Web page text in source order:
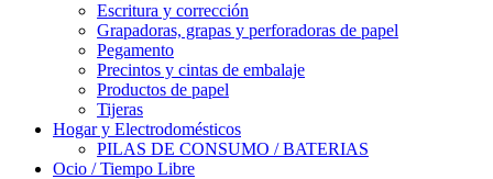
Escritura y corrección
Grapadoras, grapas y perforadoras de papel
Pegamento
Precintos y cintas de embalaje
Productos de papel
Tijeras
Hogar y Electrodomésticos
PILAS DE CONSUMO / BATERIAS
Ocio / Tiempo Libre